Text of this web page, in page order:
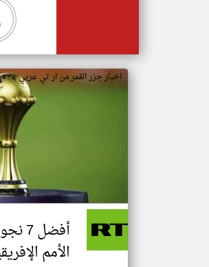
اخبار جزر القمر من ار تي عربي
الأمم الإفريقية